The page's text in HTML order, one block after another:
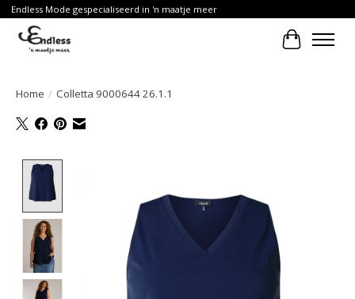
Endless Mode gespecialiseerd in 'n maatje meer
Home / Colletta 9000644 26.1.1